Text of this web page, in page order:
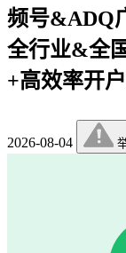
频号&ADQ
全行业&全
+高效率开
2026-08-04